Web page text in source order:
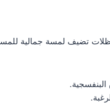
تضيف لمسة جمالية